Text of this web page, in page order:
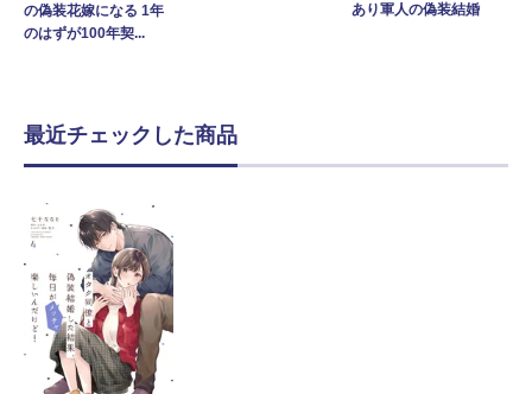
の偽装花嫁になる 1年
のはずが100年契...
あり軍人の偽装結婚
最近チェックした商品